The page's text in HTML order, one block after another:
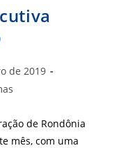
de 2019
de Rondônia
mês, com uma